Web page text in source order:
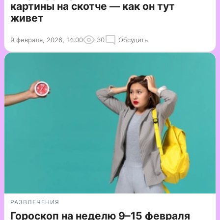
картины на скотче — как он тут
живет
9 февраля, 2026, 14:00 30 Обсудить
РАЗВЛЕЧЕНИЯ
Гороскоп на неделю 9–15 февраля